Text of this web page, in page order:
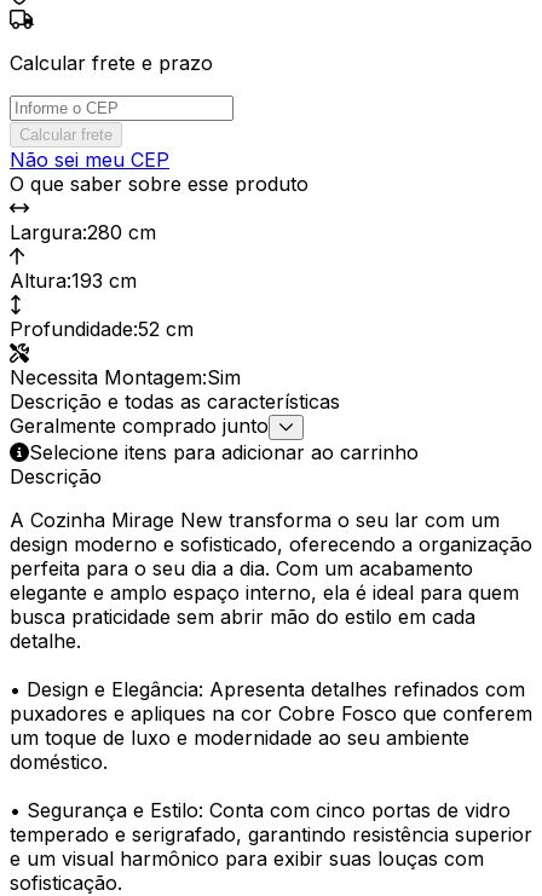
Calcular frete e prazo
Calcular frete
Não sei meu CEP
O que saber sobre esse produto
Largura:280 cm
Altura:193 cm
Profundidade:52 cm
Necessita Montagem:Sim
Descrição e todas as características
Geralmente comprado junto
Selecione itens para adicionar ao carrinho
Descrição
A Cozinha Mirage New transforma o seu lar com um
design moderno e sofisticado, oferecendo a organização
perfeita para o seu dia a dia. Com um acabamento
elegante e amplo espaço interno, ela é ideal para quem
busca praticidade sem abrir mão do estilo em cada
detalhe.
• Design e Elegância: Apresenta detalhes refinados com
puxadores e apliques na cor Cobre Fosco que conferem
um toque de luxo e modernidade ao seu ambiente
doméstico.
• Segurança e Estilo: Conta com cinco portas de vidro
temperado e serigrafado, garantindo resistência superior
e um visual harmônico para exibir suas louças com
sofisticação.